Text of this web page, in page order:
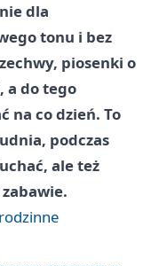
dla
tonu i bez
piosenki o
a do tego
na co dzień. To
podczas
ale też